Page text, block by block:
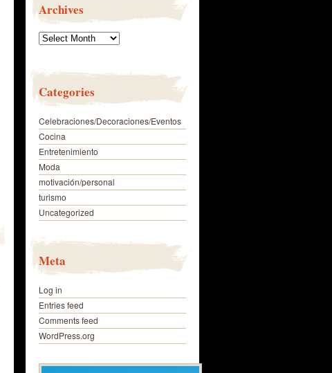
Archives
Archives
Categories
Celebraciones/Decoraciones/Eventos
Cocina
Entretenimiento
Moda
motivación/personal
turismo
Uncategorized
Meta
Log in
Entries feed
Comments feed
WordPress.org